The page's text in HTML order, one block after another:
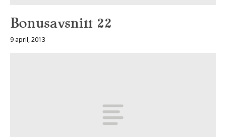
Bonusavsnitt 22
9 april, 2013